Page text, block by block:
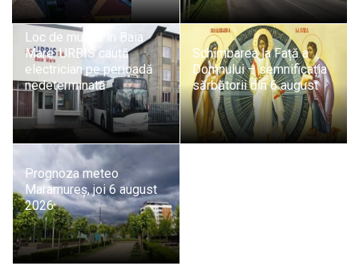
Loc de muncă în Baia
Mare: URBIS caută
electrician pe perioadă
nedeterminată
Schimbarea la Față a
Domnului – semnificația
sărbătorii din 6 august
Prognoza meteo
Maramureș, joi 6 august
2026